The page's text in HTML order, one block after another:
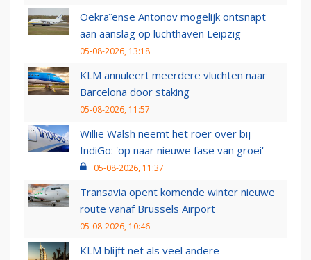
Oekraïense Antonov mogelijk ontsnapt
aan aanslag op luchthaven Leipzig
05-08-2026, 13:18
KLM annuleert meerdere vluchten naar
Barcelona door staking
05-08-2026, 11:57
Willie Walsh neemt het roer over bij
IndiGo: 'op naar nieuwe fase van groei'
05-08-2026, 11:37
Transavia opent komende winter nieuwe
route vanaf Brussels Airport
05-08-2026, 10:46
KLM blijft net als veel andere